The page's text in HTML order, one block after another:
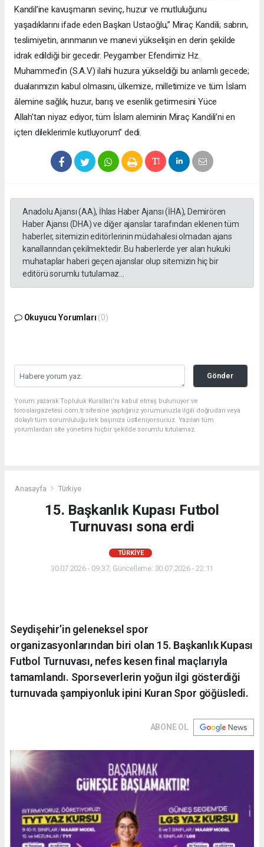
Kandil’ine kavuşmanın sevinç, huzur ve mutluluğunu
yaşadıklarını ifade eden Başkan Ustaoğlu,” Miraç Kandili; sabrın,
teslimiyetin, arınmanın ve manevi yükselişin en derin şekilde
idrak edildiği bir gecedir. Peygamber Efendimiz Hz.
Muhammed’in (S.A.V) ilahi huzura yükseldiği bu anlamlı gecede;
dualarımızın kabul olmasını, ülkemize, milletimize ve tüm İslam
âlemine sağlık, huzur, barış ve esenlik getirmesini Yüce
Allah’tan niyaz ediyor, tüm İslam aleminin Miraç Kandili’ni en
içten dileklerimle kutluyorum” dedi.
Anadolu Ajansı (AA), İhlas Haber Ajansı (İHA), Demirören
Haber Ajansı (DHA) ve diğer ajanslar tarafından eklenen tüm
haberler, sitemizin editörlerinin müdahalesi olmadan ajans
kanallarından çekilmektedir. Bu haberlerde yer alan hukuki
muhataplar haberi geçen ajanslar olup sitemizin hiç bir
editörü sorumlu tutulamaz...
Okuyucu Yorumları (0)
Gönder
Yorum yazarak Topluluk Kuralları’nı kabul etmiş bulunuyor ve
toroslargazetesi.com.tr sitesine yaptığınız yorumunuzla ilgili doğrudan veya
dolaylı tüm sorumluluğu tek başınıza üstleniyorsunuz. Yazılan tüm
yorumlardan site yönetimi hiçbir şekilde sorumlu tutulamaz.
Anasayfa Türkiye
15. Başkanlık Kupası Futbol
Turnuvası sona erdi
TÜRKIYE
30.07.2026 - 09:37, Güncelleme: 30.07.2026 - 22:11
Seydişehir’in geleneksel spor
organizasyonlarından biri olan 15. Başkanlık Kupası
Futbol Turnuvası, nefes kesen final maçlarıyla
tamamlandı. Sporseverlerin yoğun ilgi gösterdiği
turnuvada şampiyonluk ipini Kuran Spor göğüsledi.
ABONE OL